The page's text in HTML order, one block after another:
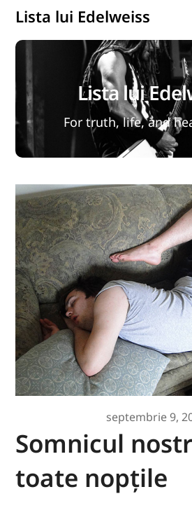
Lista lui Edelweiss
Lista lui
For truth, life, and
septembrie 9,
Somnicul
toate nopțile